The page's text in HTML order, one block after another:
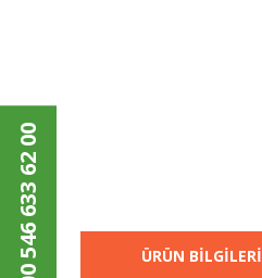
ÜRÜN BİLGİLERİ
0 546 633 62 00